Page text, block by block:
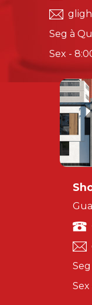
Seg à
Sex -
Sex